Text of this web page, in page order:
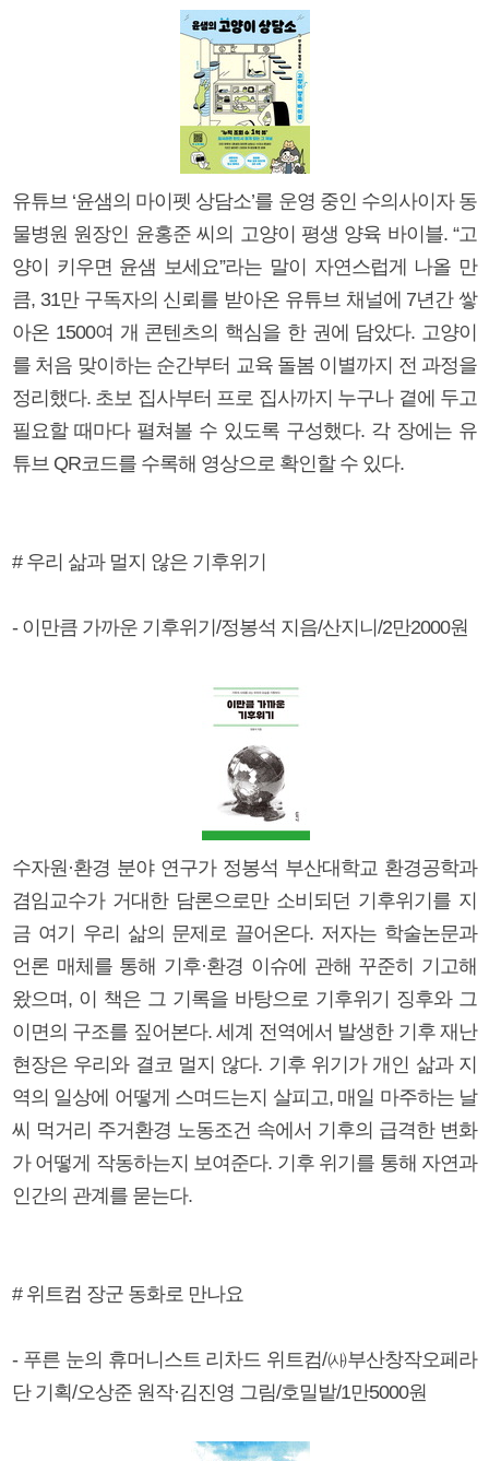
유튜브 ‘윤샘의 마이펫 상담소’를 운영 중인 수의사이자 동
물병원 원장인 윤홍준 씨의 고양이 평생 양육 바이블. “고
양이 키우면 윤샘 보세요”라는 말이 자연스럽게 나올 만
큼, 31만 구독자의 신뢰를 받아온 유튜브 채널에 7년간 쌓
아온 1500여 개 콘텐츠의 핵심을 한 권에 담았다. 고양이
를 처음 맞이하는 순간부터 교육 돌봄 이별까지 전 과정을
정리했다. 초보 집사부터 프로 집사까지 누구나 곁에 두고
필요할 때마다 펼쳐볼 수 있도록 구성했다. 각 장에는 유
튜브 QR코드를 수록해 영상으로 확인할 수 있다.
# 우리 삶과 멀지 않은 기후위기
- 이만큼 가까운 기후위기/정봉석 지음/산지니/2만2000원
수자원·환경 분야 연구가 정봉석 부산대학교 환경공학과
겸임교수가 거대한 담론으로만 소비되던 기후위기를 지
금 여기 우리 삶의 문제로 끌어온다. 저자는 학술논문과
언론 매체를 통해 기후·환경 이슈에 관해 꾸준히 기고해
왔으며, 이 책은 그 기록을 바탕으로 기후위기 징후와 그
이면의 구조를 짚어본다. 세계 전역에서 발생한 기후 재난
현장은 우리와 결코 멀지 않다. 기후 위기가 개인 삶과 지
역의 일상에 어떻게 스며드는지 살피고, 매일 마주하는 날
씨 먹거리 주거환경 노동조건 속에서 기후의 급격한 변화
가 어떻게 작동하는지 보여준다. 기후 위기를 통해 자연과
인간의 관계를 묻는다.
# 위트컴 장군 동화로 만나요
- 푸른 눈의 휴머니스트 리차드 위트컴/㈔부산창작오페라
단 기획/오상준 원작·김진영 그림/호밀밭/1만5000원